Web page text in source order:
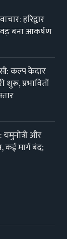
हरिद्वार
बना आकर्षण
कल्प केदार
शुरू, प्रभावितों
और
मार्ग बंद;